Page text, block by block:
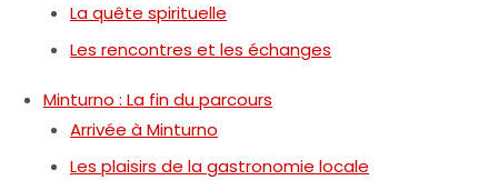
La quête spirituelle
Les rencontres et les échanges
Minturno : La fin du parcours
Arrivée à Minturno
Les plaisirs de la gastronomie locale